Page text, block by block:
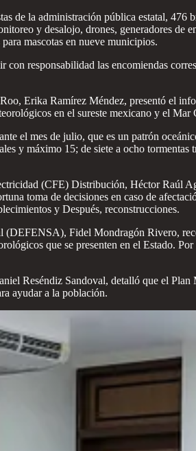
de la administración pública estatal,
y desalojo, drones, generadores
mascotas en nueve municipios.
responsabilidad las encomiendas
Erika Ramírez Méndez, presentó el
en el sureste mexicano y el Mar
el mes de julio, que es un patrón
y máximo 15; de siete a ocho
(CFE) Distribución, Héctor Raúl
toma de decisiones en caso de
y Después, reconstrucciones.
Fidel Mondragón Rivero,
que se presenten en el Estado.
Reséndiz Sandoval, detalló que el
ayudar a la población.